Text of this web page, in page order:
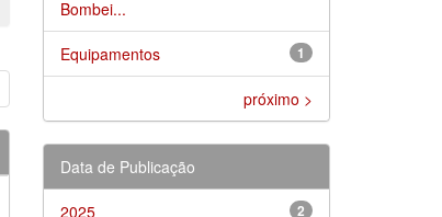
Bombei...
1
Equipamentos
próximo >
Data de Publicação
2
2025